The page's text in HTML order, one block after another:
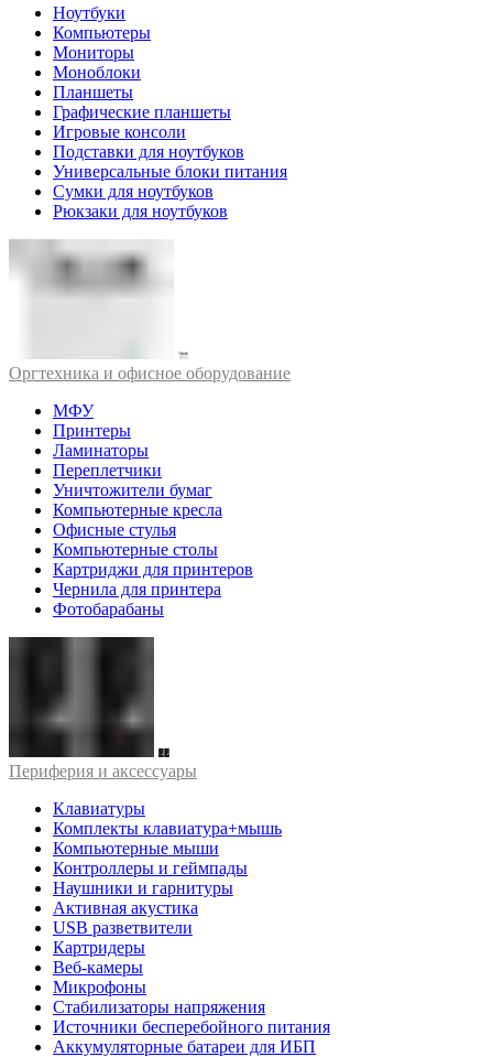
Ноутбуки
Компьютеры
Мониторы
Моноблоки
Планшеты
Графические планшеты
Игровые консоли
Подставки для ноутбуков
Универсальные блоки питания
Сумки для ноутбуков
Рюкзаки для ноутбуков
Оргтехника и офисное оборудование
МФУ
Принтеры
Ламинаторы
Переплетчики
Уничтожители бумаг
Компьютерные кресла
Офисные стулья
Компьютерные столы
Картриджи для принтеров
Чернила для принтера
Фотобарабаны
Периферия и аксессуары
Клавиатуры
Комплекты клавиатура+мышь
Компьютерные мыши
Контроллеры и геймпады
Наушники и гарнитуры
Активная акустика
USB разветвители
Картридеры
Веб-камеры
Микрофоны
Стабилизаторы напряжения
Источники бесперебойного питания
Аккумуляторные батареи для ИБП